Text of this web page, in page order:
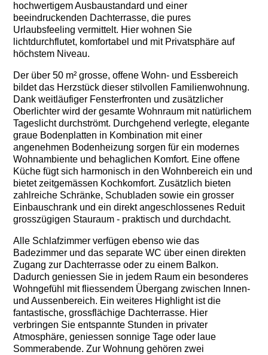
hochwertigem Ausbaustandard und einer
beeindruckenden Dachterrasse, die pures
Urlaubsfeeling vermittelt. Hier wohnen Sie
lichtdurchflutet, komfortabel und mit Privatsphäre auf
höchstem Niveau.
Der über 50 m² grosse, offene Wohn- und Essbereich
bildet das Herzstück dieser stilvollen Familienwohnung.
Dank weitläufiger Fensterfronten und zusätzlicher
Oberlichter wird der gesamte Wohnraum mit natürlichem
Tageslicht durchströmt. Durchgehend verlegte, elegante
graue Bodenplatten in Kombination mit einer
angenehmen Bodenheizung sorgen für ein modernes
Wohnambiente und behaglichen Komfort. Eine offene
Küche fügt sich harmonisch in den Wohnbereich ein und
bietet zeitgemässen Kochkomfort. Zusätzlich bieten
zahlreiche Schränke, Schubladen sowie ein grosser
Einbauschrank und ein direkt angeschlossenes Reduit
grosszügigen Stauraum - praktisch und durchdacht.
Alle Schlafzimmer verfügen ebenso wie das
Badezimmer und das separate WC über einen direkten
Zugang zur Dachterrasse oder zu einem Balkon.
Dadurch geniessen Sie in jedem Raum ein besonderes
Wohngefühl mit fliessendem Übergang zwischen Innen-
und Aussenbereich. Ein weiteres Highlight ist die
fantastische, grossflächige Dachterrasse. Hier
verbringen Sie entspannte Stunden in privater
Atmosphäre, geniessen sonnige Tage oder laue
Sommerabende. Zur Wohnung gehören zwei